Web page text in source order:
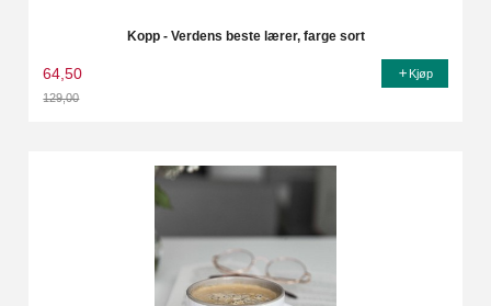
Kopp - Verdens beste lærer, farge sort
64,50
129,00
Kjøp